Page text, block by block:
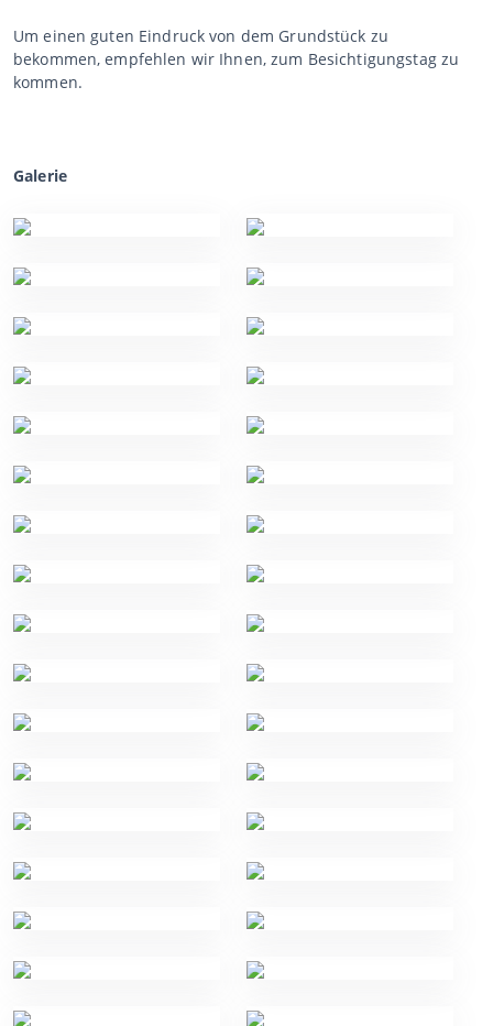
Um einen guten Eindruck von dem Grundstück zu
bekommen, empfehlen wir Ihnen, zum Besichtigungstag zu
kommen.
Galerie